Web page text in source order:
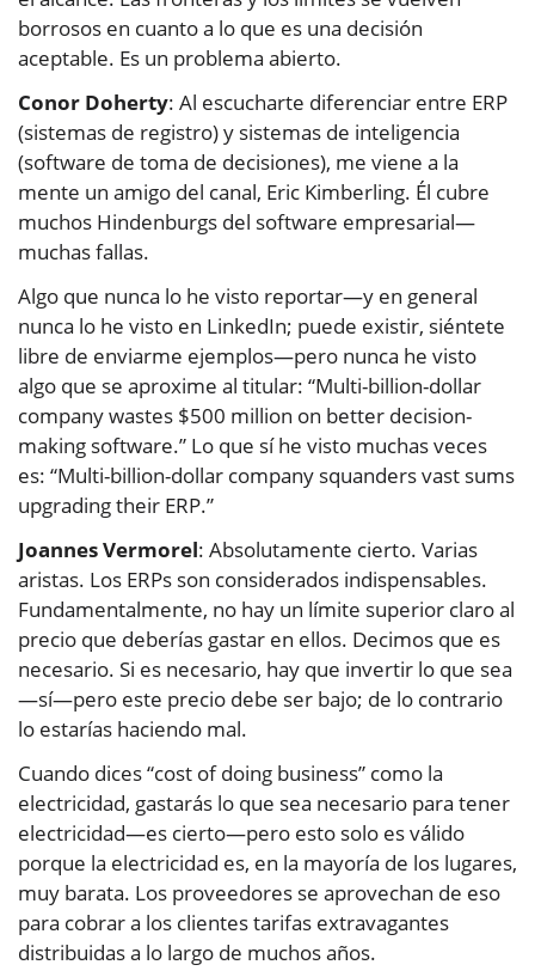
borrosos en cuanto a lo que es una decisión
aceptable. Es un problema abierto.
Conor Doherty: Al escucharte diferenciar entre ERP
(sistemas de registro) y sistemas de inteligencia
(software de toma de decisiones), me viene a la
mente un amigo del canal, Eric Kimberling. Él cubre
muchos Hindenburgs del software empresarial—
muchas fallas.
Algo que nunca lo he visto reportar—y en general
nunca lo he visto en LinkedIn; puede existir, siéntete
libre de enviarme ejemplos—pero nunca he visto
algo que se aproxime al titular: “Multi-billion-dollar
company wastes $500 million on better decision-
making software.” Lo que sí he visto muchas veces
es: “Multi-billion-dollar company squanders vast sums
upgrading their ERP.”
Joannes Vermorel: Absolutamente cierto. Varias
aristas. Los ERPs son considerados indispensables.
Fundamentalmente, no hay un límite superior claro al
precio que deberías gastar en ellos. Decimos que es
necesario. Si es necesario, hay que invertir lo que sea
—sí—pero este precio debe ser bajo; de lo contrario
lo estarías haciendo mal.
Cuando dices “cost of doing business” como la
electricidad, gastarás lo que sea necesario para tener
electricidad—es cierto—pero esto solo es válido
porque la electricidad es, en la mayoría de los lugares,
muy barata. Los proveedores se aprovechan de eso
para cobrar a los clientes tarifas extravagantes
distribuidas a lo largo de muchos años.